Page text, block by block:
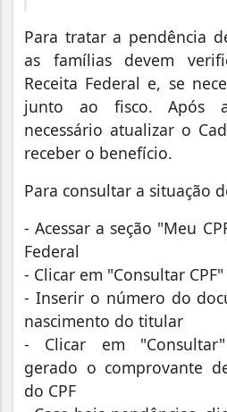
Para tratar a pendência
as famílias devem
Receita Federal e, se
junto ao fisco. Após
necessário atualizar o
receber o benefício.
Para consultar a situação
- Acessar a seção "Meu
Federal
- Clicar em "Consultar CPF"
- Inserir o número do
nascimento do titular
- Clicar em
gerado o comprovante
do CPF